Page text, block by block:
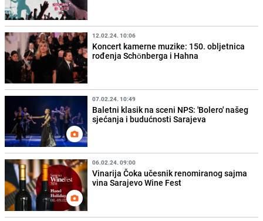
12.02.24. 10:06
Koncert kamerne muzike: 150. obljetnica
rođenja Schönberga i Hahna
07.02.24. 10:49
Baletni klasik na sceni NPS: 'Bolero' našeg
sjećanja i budućnosti Sarajeva
06.02.24. 09:00
Vinarija Čoka učesnik renomiranog sajma
vina Sarajevo Wine Fest